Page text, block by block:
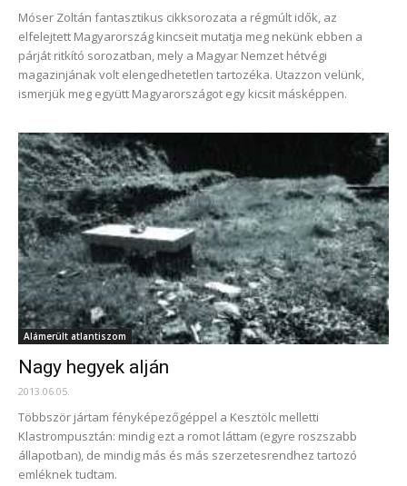
Móser Zoltán fantasztikus cikksorozata a régmúlt idők, az
elfelejtett Magyarország kincseit mutatja meg nekünk ebben a
párját ritkító sorozatban, mely a Magyar Nemzet hétvégi
magazinjának volt elengedhetetlen tartozéka. Utazzon velünk,
ismerjük meg együtt Magyarországot egy kicsit másképpen.
Alámerült atlantiszom
Nagy hegyek alján
2013.06.05.
Többször jártam fényképezőgéppel a Kesztölc melletti
Klastrompusztán: mindig ezt a romot láttam (egyre roszszabb
állapotban), de mindig más és más szerzetesrendhez tartozó
emléknek tudtam.